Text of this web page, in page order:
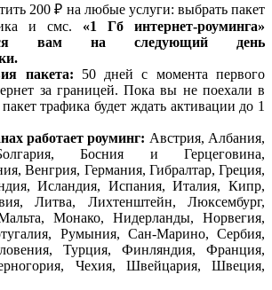
200 ₽ на любые услуги: выбрать пакет
и смс. «1 Гб интернет-роуминга»
вам на следующий день
пакета: 50 дней с момента первого
за границей. Пока вы не поехали в
трафика будет ждать активации до 1
работает роуминг: Австрия, Албания,
Босния и Герцеговина,
Венгрия, Германия, Гибралтар, Греция,
Исландия, Испания, Италия, Кипр,
Литва, Лихтенштейн, Люксембург,
Монако, Нидерланды, Норвегия,
Румыния, Сан-Марино, Сербия,
Турция, Финляндия, Франция,
Чехия, Швейцария, Швеция,